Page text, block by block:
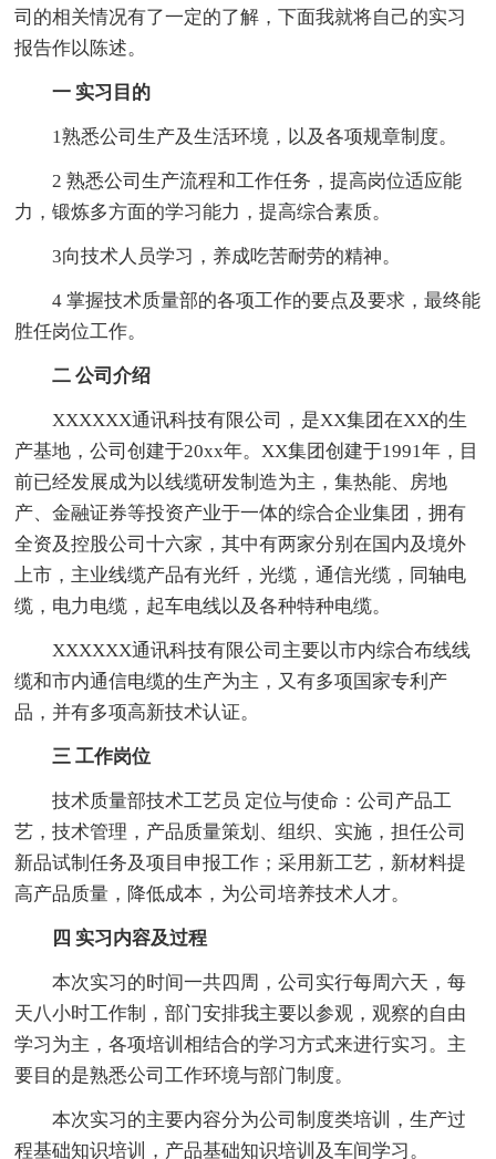
司的相关情况有了一定的了解，下面我就将自己的实习
报告作以陈述。
一 实习目的
1熟悉公司生产及生活环境，以及各项规章制度。
2 熟悉公司生产流程和工作任务，提高岗位适应能
力，锻炼多方面的学习能力，提高综合素质。
3向技术人员学习，养成吃苦耐劳的精神。
4 掌握技术质量部的各项工作的要点及要求，最终能
胜任岗位工作。
二 公司介绍
XXXXXX通讯科技有限公司，是XX集团在XX的生
产基地，公司创建于20xx年。XX集团创建于1991年，目
前已经发展成为以线缆研发制造为主，集热能、房地
产、金融证券等投资产业于一体的综合企业集团，拥有
全资及控股公司十六家，其中有两家分别在国内及境外
上市，主业线缆产品有光纤，光缆，通信光缆，同轴电
缆，电力电缆，起车电线以及各种特种电缆。
XXXXXX通讯科技有限公司主要以市内综合布线线
缆和市内通信电缆的生产为主，又有多项国家专利产
品，并有多项高新技术认证。
三 工作岗位
技术质量部技术工艺员 定位与使命：公司产品工
艺，技术管理，产品质量策划、组织、实施，担任公司
新品试制任务及项目申报工作；采用新工艺，新材料提
高产品质量，降低成本，为公司培养技术人才。
四 实习内容及过程
本次实习的时间一共四周，公司实行每周六天，每
天八小时工作制，部门安排我主要以参观，观察的自由
学习为主，各项培训相结合的学习方式来进行实习。主
要目的是熟悉公司工作环境与部门制度。
本次实习的主要内容分为公司制度类培训，生产过
程基础知识培训，产品基础知识培训及车间学习。